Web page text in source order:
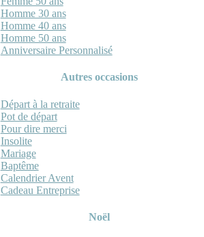
Homme 30 ans
Homme 40 ans
Homme 50 ans
Anniversaire Personnalisé
Autres occasions
Départ à la retraite
Pot de départ
Pour dire merci
Insolite
Mariage
Baptême
Calendrier Avent
Cadeau Entreprise
Noël